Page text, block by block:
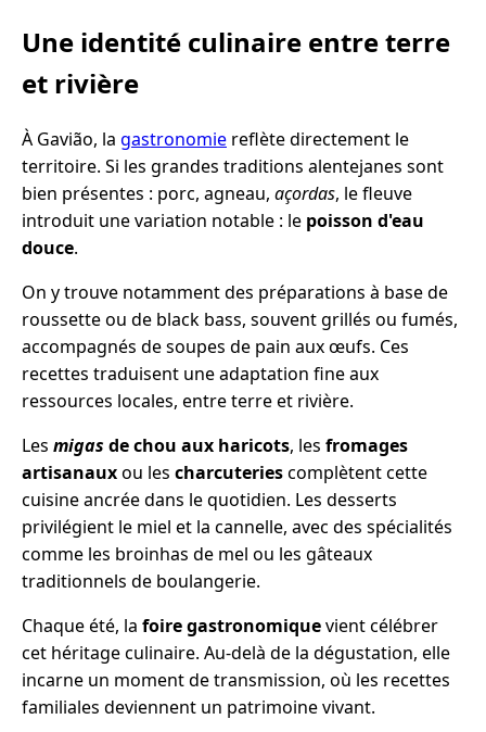
Une identité culinaire entre terre
et rivière
À Gavião, la gastronomie reflète directement le
territoire. Si les grandes traditions alentejanes sont
bien présentes : porc, agneau, açordas, le fleuve
introduit une variation notable : le poisson d'eau
douce.
On y trouve notamment des préparations à base de
roussette ou de black bass, souvent grillés ou fumés,
accompagnés de soupes de pain aux œufs. Ces
recettes traduisent une adaptation fine aux
ressources locales, entre terre et rivière.
Les migas de chou aux haricots, les fromages
artisanauxou les charcuteriescomplètent cette
cuisine ancrée dans le quotidien. Les desserts
privilégient le miel et la cannelle, avec des spécialités
comme les broinhas de mel ou les gâteaux
traditionnels de boulangerie.
Chaque été, la foire gastronomiquevient célébrer
cet héritage culinaire. Au-delà de la dégustation, elle
incarne un moment de transmission, où les recettes
familiales deviennent un patrimoine vivant.